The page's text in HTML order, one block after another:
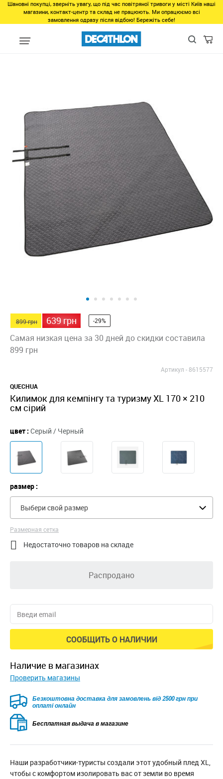
Шановні покупці, зверніть увагу, що під час повітряної тривоги у місті Київ наші
магазини, контакт-центр та склад не працюють. Ми опрацюємо всі
замовлення одразу після відбою! Бережіть себе!
Виды спорта Туризм, Кемпинг Кемпинг Спальное
899 грн 639 грн -29%
Самая низкая цена за 30 дней до скидки составила
899 грн
Артикул -8615577
QUECHUA
Килимок для кемпінгу та туризму XL 170 × 210
см сірий
цвет : Серый / Черный
размер :
Выбери свой размер
Размерная сетка
 Недостаточно товаров на складе
Распродано
СООБЩИТЬ О НАЛИЧИИ
наличие в магазинах
Проверить магазины
Безкоштовна доставка для замовлень від 2500 грн при
оплаті онлайн
Бесплатная выдача в магазине
Наши разработчики-туристы создали этот удобный плед XL,
чтобы с комфортом изолировать вас от земли во время